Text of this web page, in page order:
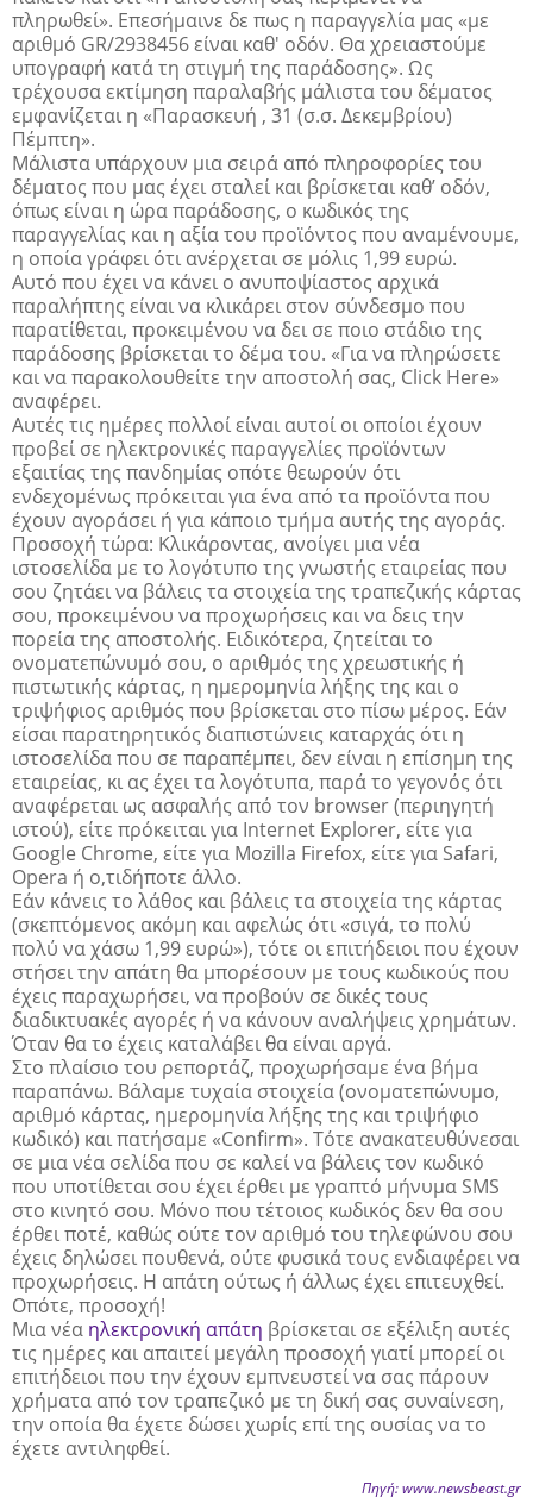
πληρωθεί». Επεσήμαινε δε πως η παραγγελία μας «με
αριθμό GR/2938456 είναι καθ' οδόν. Θα χρειαστούμε
υπογραφή κατά τη στιγμή της παράδοσης». Ως
τρέχουσα εκτίμηση παραλαβής μάλιστα του δέματος
εμφανίζεται η «Παρασκευή , 31 (σ.σ. Δεκεμβρίου)
Πέμπτη».
Μάλιστα υπάρχουν μια σειρά από πληροφορίες του
δέματος που μας έχει σταλεί και βρίσκεται καθ’ οδόν,
όπως είναι η ώρα παράδοσης, ο κωδικός της
παραγγελίας και η αξία του προϊόντος που αναμένουμε,
η οποία γράφει ότι ανέρχεται σε μόλις 1,99 ευρώ.
Αυτό που έχει να κάνει ο ανυποψίαστος αρχικά
παραλήπτης είναι να κλικάρει στον σύνδεσμο που
παρατίθεται, προκειμένου να δει σε ποιο στάδιο της
παράδοσης βρίσκεται το δέμα του. «Για να πληρώσετε
και να παρακολουθείτε την αποστολή σας, Сliсk Нere»
αναφέρει.
Αυτές τις ημέρες πολλοί είναι αυτοί οι οποίοι έχουν
προβεί σε ηλεκτρονικές παραγγελίες προϊόντων
εξαιτίας της πανδημίας οπότε θεωρούν ότι
ενδεχομένως πρόκειται για ένα από τα προϊόντα που
έχουν αγοράσει ή για κάποιο τμήμα αυτής της αγοράς.
Προσοχή τώρα: Κλικάροντας, ανοίγει μια νέα
ιστοσελίδα με το λογότυπο της γνωστής εταιρείας που
σου ζητάει να βάλεις τα στοιχεία της τραπεζικής κάρτας
σου, προκειμένου να προχωρήσεις και να δεις την
πορεία της αποστολής. Ειδικότερα, ζητείται το
ονοματεπώνυμό σου, ο αριθμός της χρεωστικής ή
πιστωτικής κάρτας, η ημερομηνία λήξης της και ο
τριψήφιος αριθμός που βρίσκεται στο πίσω μέρος. Εάν
είσαι παρατηρητικός διαπιστώνεις καταρχάς ότι η
ιστοσελίδα που σε παραπέμπει, δεν είναι η επίσημη της
εταιρείας, κι ας έχει τα λογότυπα, παρά το γεγονός ότι
αναφέρεται ως ασφαλής από τον browser (περιηγητή
ιστού), είτε πρόκειται για Internet Explorer, είτε για
Google Chrome, είτε για Mozilla Firefox, είτε για Safari,
Opera ή ο,τιδήποτε άλλο.
Εάν κάνεις το λάθος και βάλεις τα στοιχεία της κάρτας
(σκεπτόμενος ακόμη και αφελώς ότι «σιγά, το πολύ
πολύ να χάσω 1,99 ευρώ»), τότε οι επιτήδειοι που έχουν
στήσει την απάτη θα μπορέσουν με τους κωδικούς που
έχεις παραχωρήσει, να προβούν σε δικές τους
διαδικτυακές αγορές ή να κάνουν αναλήψεις χρημάτων.
Όταν θα το έχεις καταλάβει θα είναι αργά.
Στο πλαίσιο του ρεπορτάζ, προχωρήσαμε ένα βήμα
παραπάνω. Βάλαμε τυχαία στοιχεία (ονοματεπώνυμο,
αριθμό κάρτας, ημερομηνία λήξης της και τριψήφιο
κωδικό) και πατήσαμε «Confirm». Τότε ανακατευθύνεσαι
σε μια νέα σελίδα που σε καλεί να βάλεις τον κωδικό
που υποτίθεται σου έχει έρθει με γραπτό μήνυμα SMS
στο κινητό σου. Μόνο που τέτοιος κωδικός δεν θα σου
έρθει ποτέ, καθώς ούτε τον αριθμό του τηλεφώνου σου
έχεις δηλώσει πουθενά, ούτε φυσικά τους ενδιαφέρει να
προχωρήσεις. Η απάτη ούτως ή άλλως έχει επιτευχθεί.
Οπότε, προσοχή!
Μια νέα ηλεκτρονική απάτη βρίσκεται σε εξέλιξη αυτές
τις ημέρες και απαιτεί μεγάλη προσοχή γιατί μπορεί οι
επιτήδειοι που την έχουν εμπνευστεί να σας πάρουν
χρήματα από τον τραπεζικό με τη δική σας συναίνεση,
την οποία θα έχετε δώσει χωρίς επί της ουσίας να το
έχετε αντιληφθεί.
Πηγή: www.newsbeast.gr